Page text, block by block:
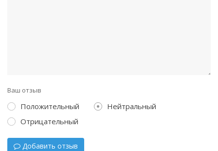
Ваш отзыв
Положительный
Нейтральный
Отрицательный
Добавить отзыв